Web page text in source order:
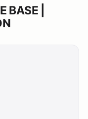
BASE |